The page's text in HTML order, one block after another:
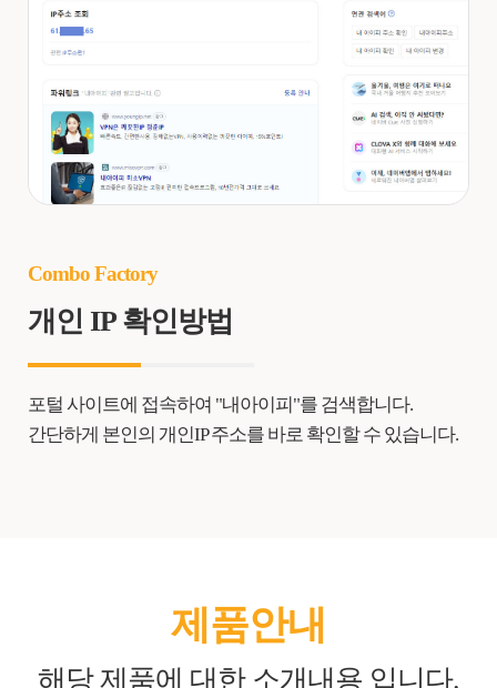
Combo Factory
개인 IP 확인방법
포털 사이트에 접속하여 "내아이피"를 검색합니다.
간단하게 본인의 개인IP 주소를 바로 확인할 수 있습니다.
제품안내
해당 제품에 대한 소개내용 입니다.